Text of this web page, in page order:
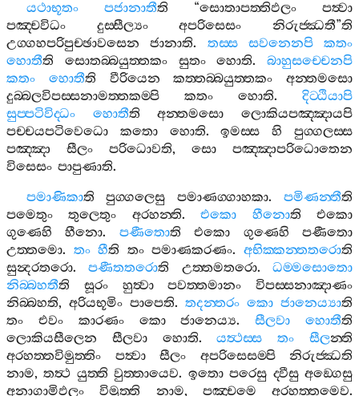
යථාභූතං
පජානාතීති “සොතාපත‍්තිඵලං
පත්‍වා
පඤ‍්චවිධං
දුස‍්සීල්‍යං අපරිසෙසං නිරුජ‍්ඣතී”ති
උග‍්ගහපරිපුච‍්ඡාවසෙන
ජානාති. තස‍්ස සවනෙනපි
කතං
හොතීති සොතබ‍්බයුත‍්තකං සුතං හොති. බාහුසච‍්චෙනපි
කතං
හොතීති වීරියෙන කත‍්තබ‍්බයුත‍්තකං
අන‍්තමසො
දුබ‍්බලවිපස‍්සනාමත‍්තකම‍්පි
කතං හොති. දිට‍්ඨියාපි
සුප‍්පටිවිද‍්ධං
හොතීති අන‍්තමසො
ලොකියපඤ‍්ඤායපි
පච‍්චයපටිවෙධො
කතො හොති.ඉමස‍්ස හි
පුග‍්ගලස‍්ස
පඤ‍්ඤා
සීලං පරිධොවති, සො
පඤ‍්ඤාපරිධොතෙන
විසෙසං පාපුණාති.
පමාණිකාති පුග‍්ගලෙසු පමාණග‍්ගාහකා.පමිණන‍්තීති
පමෙතුං
තුලෙතුං අරහන‍්ති.එකො හීනොති
එකො
ගුණෙහි
හීනො. පණීතොති එකො ගුණෙහි
පණීතො
උත‍්තමො. තං හීති තං පමාණකරණං.අභික‍්කන‍්තතරොති
සුන්‍දරතරො.පණීතතරොති උත‍්තමතරො.ධම‍්මසොතො
නිබ‍්බහතීති සූරං හුත්‍වා පවත‍්තමානං
විපස‍්සනාඤාණං
නිබ‍්බහති, අරියභූමිං පාපෙති. තදන‍්තරං කො ජානෙය්‍යාති
තං
එවං කාරණං කො ජානෙය්‍ය.සීලවා හොතීති
ලොකියසීලෙන
සීලවා හොති.යත්‍ථස‍්ස තං සීලන‍්ති
අරහත‍්තවිමුත‍්තිං
පත්‍වා සීලං අපරිසෙසම‍්පි
නිරුජ‍්ඣති
නාම,තත්‍ථ යුත‍්ති වුත‍්තායෙව. ඉතො පරෙසු ද‍්වීසු අඞ‍්ගෙසු
අනාගාමිඵලං
විමුත‍්ති නාම, පඤ‍්චමෙ අරහත‍්තමෙව.